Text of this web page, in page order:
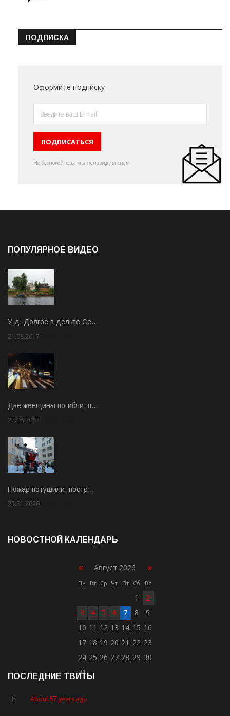
ПОДПИСКА
Оформите подписку
Не беспокойтесь, мы ненавидим спам
ПОПУЛЯРНОЕ ВИДЕО
У д. Долгое в дельте Се…
21.08.2017
Две женщины погибли, п…
27.08.2017
Пожар потушили, постр…
23.01.2020
НОВОСТНОЙ КАЛЕНДАРЬ
« Август 2026 »
Пн Вт Ср Чт Пт Сб Вс
1
2
3
4 5 6 7 8
9
10 11 12 13 14 15 16
17 18 19 20 21 22 23
24 25 26 27 28 29 30
31
ПОСЛЕДНИЕ ТВИТЫ
About 57 years ago